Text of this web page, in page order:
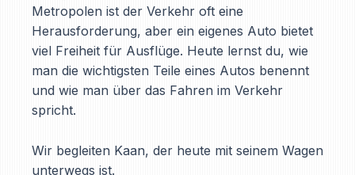
Metropolen ist der Verkehr oft eine
Herausforderung, aber ein eigenes Auto bietet
viel Freiheit für Ausflüge. Heute lernst du, wie
man die wichtigsten Teile eines Autos benennt
und wie man über das Fahren im Verkehr
spricht.
Wir begleiten Kaan, der heute mit seinem Wagen
unterwegs ist.